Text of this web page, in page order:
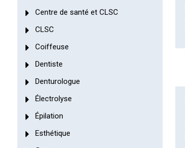
Centre de santé et CLSC
CLSC
Coiffeuse
Dentiste
Denturologue
Électrolyse
Épilation
Esthétique